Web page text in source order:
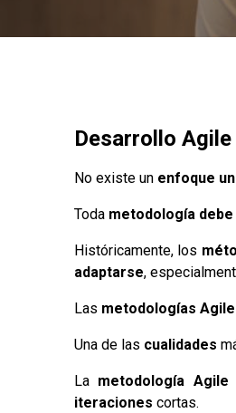
Desarrollo
No existe un enfoque
Toda metodología
Históricamente, los
adaptarse,
Las metodologías Agile
Una de las cualidades
La metodología
iteraciones cortas.